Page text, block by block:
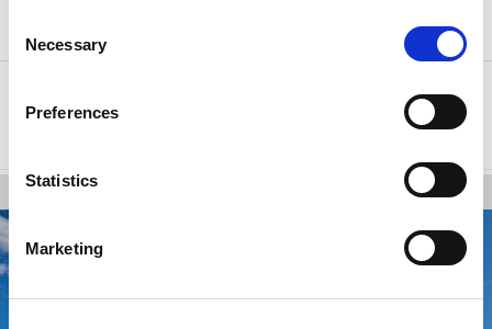
Selection
Necessary
Preferences
Statistics
Marketing